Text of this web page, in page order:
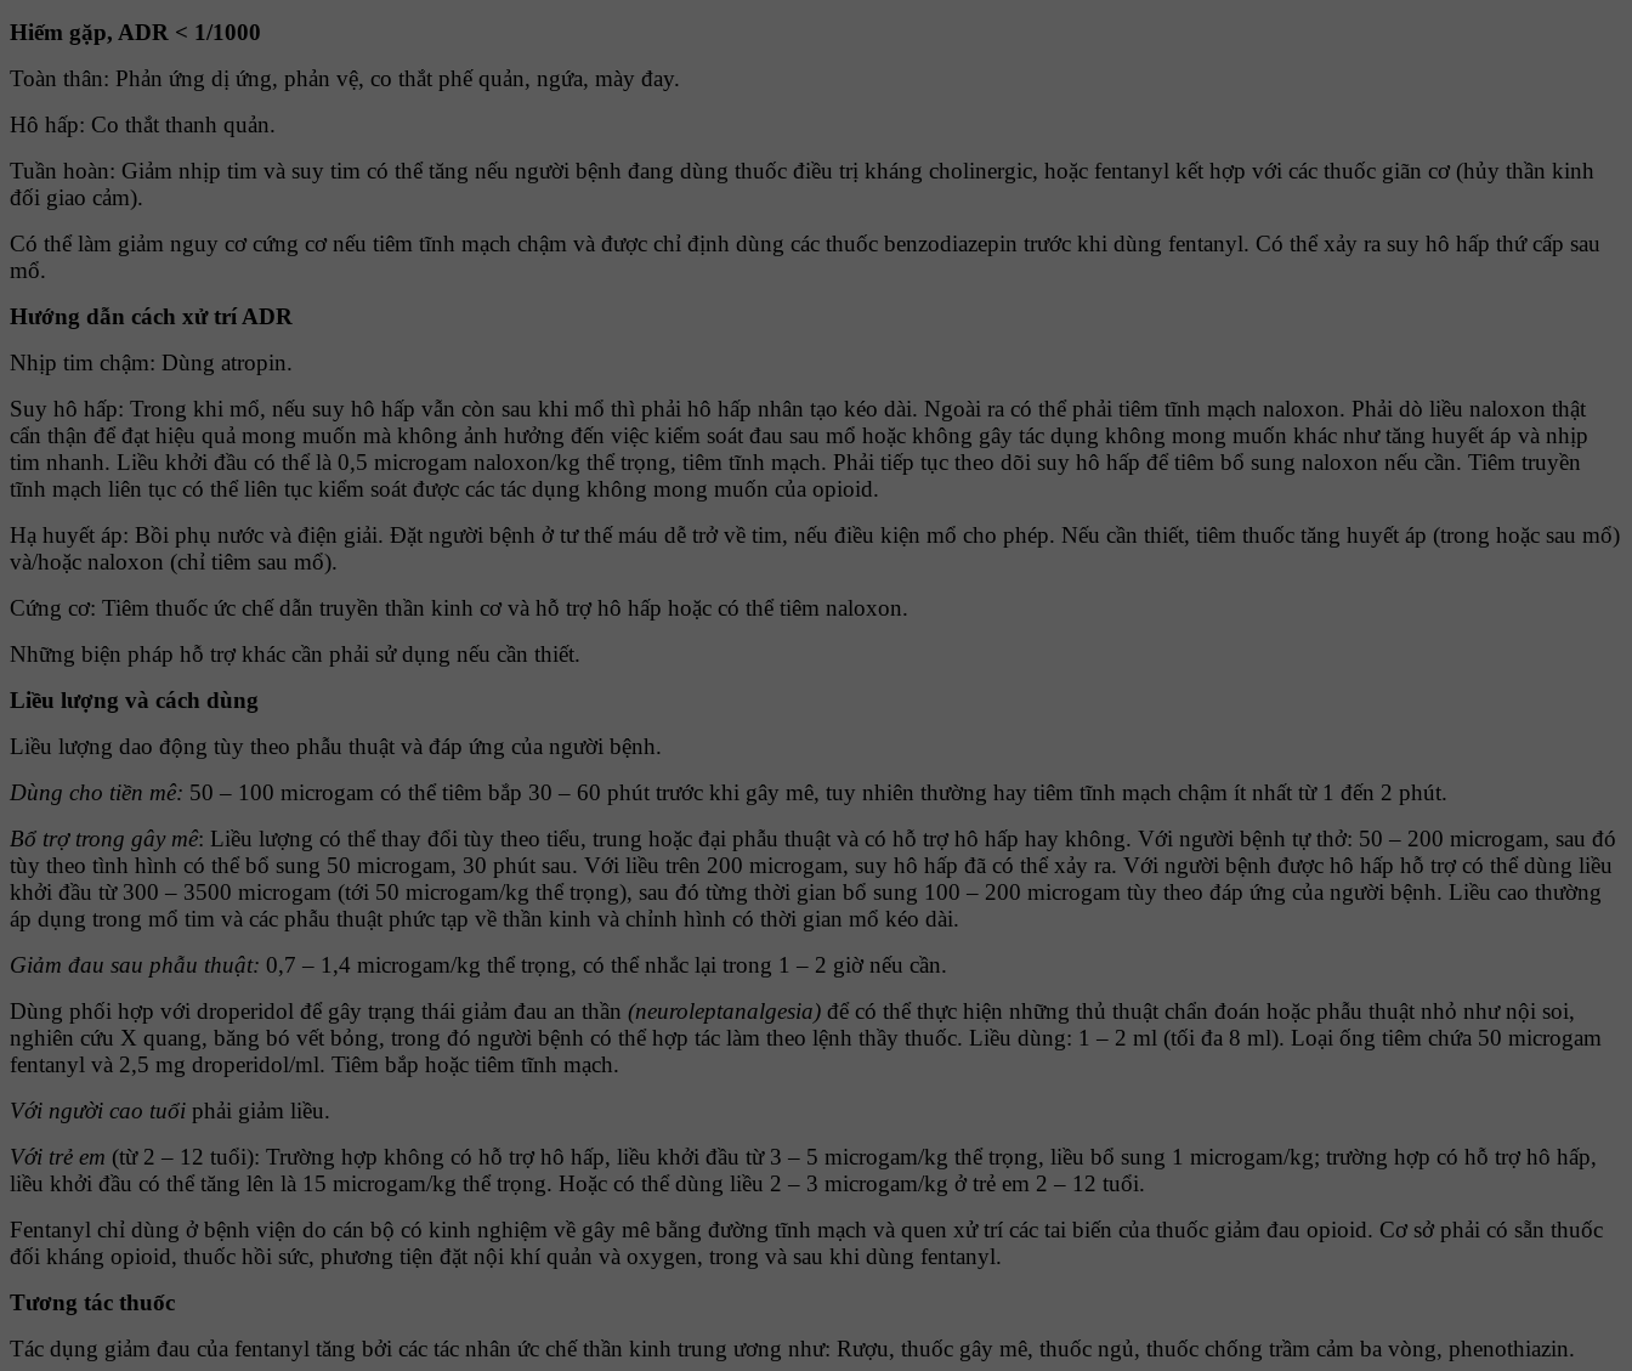
Hiếm gặp, ADR < 1/1000
Toàn thân: Phản ứng dị ứng, phản vệ, co thắt phế quản, ngứa, mày đay.
Hô hấp: Co thắt thanh quản.
Tuần hoàn: Giảm nhịp tim và suy tim có thể tăng nếu người bệnh đang dùng thuốc điều trị kháng cholinergic, hoặc fentanyl kết hợp với các thuốc giãn cơ (hủy thần kinh
đối giao cảm).
Có thể làm giảm nguy cơ cứng cơ nếu tiêm tĩnh mạch chậm và được chỉ định dùng các thuốc benzodiazepin trước khi dùng fentanyl. Có thể xảy ra suy hô hấp thứ cấp sau
mổ.
Hướng dẫn cách xử trí ADR
Nhịp tim chậm: Dùng atropin.
Suy hô hấp: Trong khi mổ, nếu suy hô hấp vẫn còn sau khi mổ thì phải hô hấp nhân tạo kéo dài. Ngoài ra có thể phải tiêm tĩnh mạch naloxon. Phải dò liều naloxon thật
cẩn thận để đạt hiệu quả mong muốn mà không ảnh hưởng đến việc kiểm soát đau sau mổ hoặc không gây tác dụng không mong muốn khác như tăng huyết áp và nhịp
tim nhanh. Liều khởi đầu có thể là 0,5 microgam naloxon/kg thể trọng, tiêm tĩnh mạch. Phải tiếp tục theo dõi suy hô hấp để tiêm bổ sung naloxon nếu cần. Tiêm truyền
tĩnh mạch liên tục có thể liên tục kiểm soát được các tác dụng không mong muốn của opioid.
Hạ huyết áp: Bồi phụ nước và điện giải. Ðặt người bệnh ở tư thế máu dễ trở về tim, nếu điều kiện mổ cho phép. Nếu cần thiết, tiêm thuốc tăng huyết áp (trong hoặc sau mổ)
và/hoặc naloxon (chỉ tiêm sau mổ).
Cứng cơ: Tiêm thuốc ức chế dẫn truyền thần kinh cơ và hỗ trợ hô hấp hoặc có thể tiêm naloxon.
Những biện pháp hỗ trợ khác cần phải sử dụng nếu cần thiết.
Liều lượng và cách dùng
Liều lượng dao động tùy theo phẫu thuật và đáp ứng của người bệnh.
Dùng cho tiền mê: 50 – 100 microgam có thể tiêm bắp 30 – 60 phút trước khi gây mê, tuy nhiên thường hay tiêm tĩnh mạch chậm ít nhất từ 1 đến 2 phút.
Bổ trợ trong gây mê: Liều lượng có thể thay đổi tùy theo tiểu, trung hoặc đại phẫu thuật và có hỗ trợ hô hấp hay không. Với người bệnh tự thở: 50 – 200 microgam, sau đó
tùy theo tình hình có thể bổ sung 50 microgam, 30 phút sau. Với liều trên 200 microgam, suy hô hấp đã có thể xảy ra. Với người bệnh được hô hấp hỗ trợ có thể dùng liều
khởi đầu từ 300 – 3500 microgam (tới 50 microgam/kg thể trọng), sau đó từng thời gian bổ sung 100 – 200 microgam tùy theo đáp ứng của người bệnh. Liều cao thường
áp dụng trong mổ tim và các phẫu thuật phức tạp về thần kinh và chỉnh hình có thời gian mổ kéo dài.
Giảm đau sau phẫu thuật: 0,7 – 1,4 microgam/kg thể trọng, có thể nhắc lại trong 1 – 2 giờ nếu cần.
Dùng phối hợp với droperidol để gây trạng thái giảm đau an thần (neuroleptanalgesia) để có thể thực hiện những thủ thuật chẩn đoán hoặc phẫu thuật nhỏ như nội soi,
nghiên cứu X quang, băng bó vết bỏng, trong đó người bệnh có thể hợp tác làm theo lệnh thầy thuốc. Liều dùng: 1 – 2 ml (tối đa 8 ml). Loại ống tiêm chứa 50 microgam
fentanyl và 2,5 mg droperidol/ml. Tiêm bắp hoặc tiêm tĩnh mạch.
Với người cao tuổi phải giảm liều.
Với trẻ em (từ 2 – 12 tuổi): Trường hợp không có hỗ trợ hô hấp, liều khởi đầu từ 3 – 5 microgam/kg thể trọng, liều bổ sung 1 microgam/kg; trường hợp có hỗ trợ hô hấp,
liều khởi đầu có thể tăng lên là 15 microgam/kg thể trọng. Hoặc có thể dùng liều 2 – 3 microgam/kg ở trẻ em 2 – 12 tuổi.
Fentanyl chỉ dùng ở bệnh viện do cán bộ có kinh nghiệm về gây mê bằng đường tĩnh mạch và quen xử trí các tai biến của thuốc giảm đau opioid. Cơ sở phải có sẵn thuốc
đối kháng opioid, thuốc hồi sức, phương tiện đặt nội khí quản và oxygen, trong và sau khi dùng fentanyl.
Tương tác thuốc
Tác dụng giảm đau của fentanyl tăng bởi các tác nhân ức chế thần kinh trung ương như: Rượu, thuốc gây mê, thuốc ngủ, thuốc chống trầm cảm ba vòng, phenothiazin.